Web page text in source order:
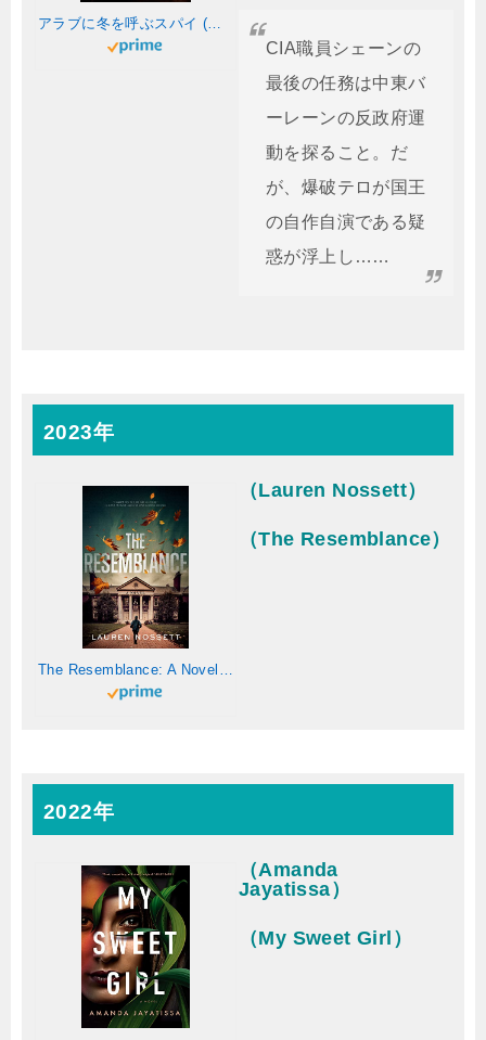
アラブに冬を呼ぶスパイ (ハヤカワ文庫NV)
CIA職員シェーンの
最後の任務は中東バ
ーレーンの反政府運
動を探ること。だ
が、爆破テロが国王
の自作自演である疑
惑が浮上し……
2023年
The Resemblance: A Novel (English Edition)
（Lauren Nossett）
（The Resemblance）
2022年
（Amanda
Jayatissa）
（My Sweet Girl）